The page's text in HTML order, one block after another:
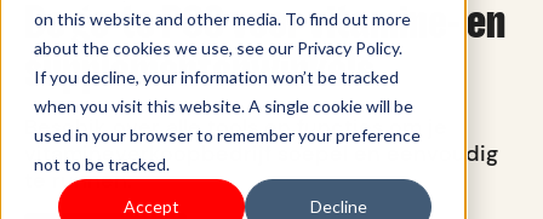
on this website and other media. To find out more
about the cookies we use, see our Privacy Policy.
If you decline, your information won’t be tracked
when you visit this website. A single cookie will be
used in your browser to remember your preference
not to be tracked.
Accept Decline
De go-to POS voor vitamine- en
supplementenwinkels
Beschik over alle tools en functies om je
vitamineverkoopbedrijf soepel en eenvoudig
te runnen.